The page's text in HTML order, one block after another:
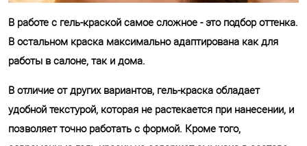
В работе с гель-краской самое сложное - это подбор оттенка.
В остальном краска максимально адаптирована как для
работы в салоне, так и дома.
В отличие от других вариантов, гель-краска обладает
удобной текстурой, которая не растекается при нанесении, и
позволяет точно работать с формой. Кроме того,